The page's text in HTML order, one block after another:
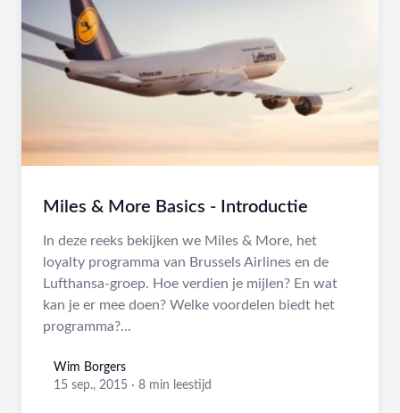
Miles & More Basics - Introductie
In deze reeks bekijken we Miles & More, het
loyalty programma van Brussels Airlines en de
Lufthansa-groep. Hoe verdien je mijlen? En wat
kan je er mee doen? Welke voordelen biedt het
programma?...
Wim Borgers
Wim Borgers
15 sep., 2015 · 8 min leestijd